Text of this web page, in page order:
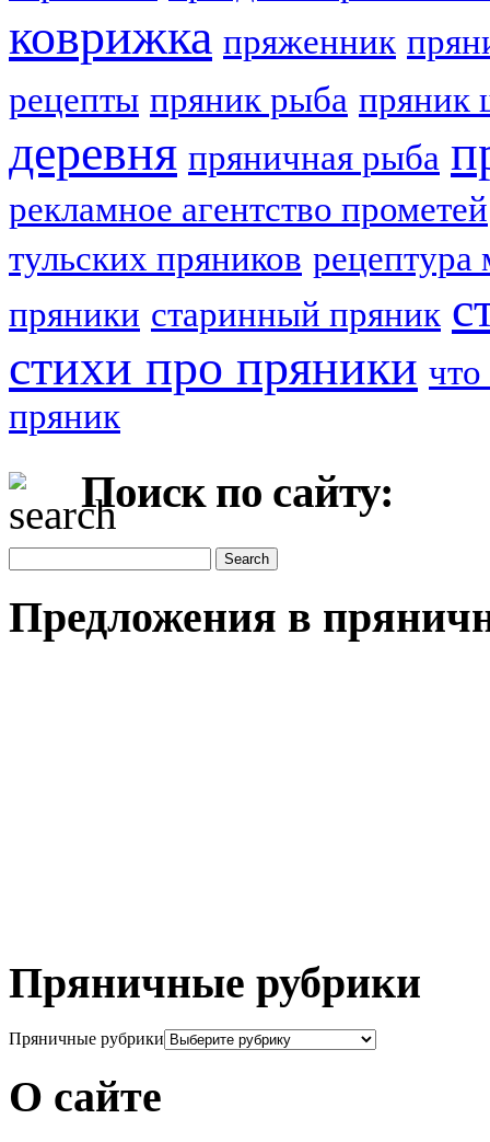
коврижка пряженник
рецепты пряник рыба пряник
деревня пряничная рыба
рекламное агентство прометей
тульских пряников рецептура
пряники старинный пряник
стихи про пряники что
пряник
Поиск по сайту:
Предложения в
Пряничные рубрики
Пряничные рубрики
О сайте